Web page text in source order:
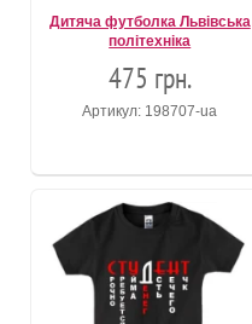
Дитяча футболка Львівська
політехніка
475 грн.
Артикул: 198707-ua